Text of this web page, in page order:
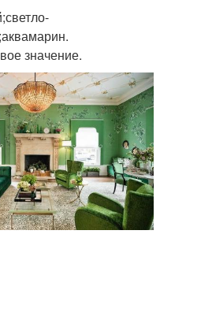
Популярные цвета
значение.